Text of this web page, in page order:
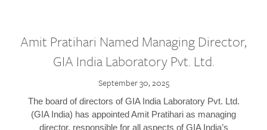
Amit Pratihari Named Managing Director,
GIA India Laboratory Pvt. Ltd.
September 30, 2025
The board of directors of GIA India Laboratory Pvt. Ltd.
(GIA India) has appointed Amit Pratihari as managing
director, responsible for all aspects of GIA India’s